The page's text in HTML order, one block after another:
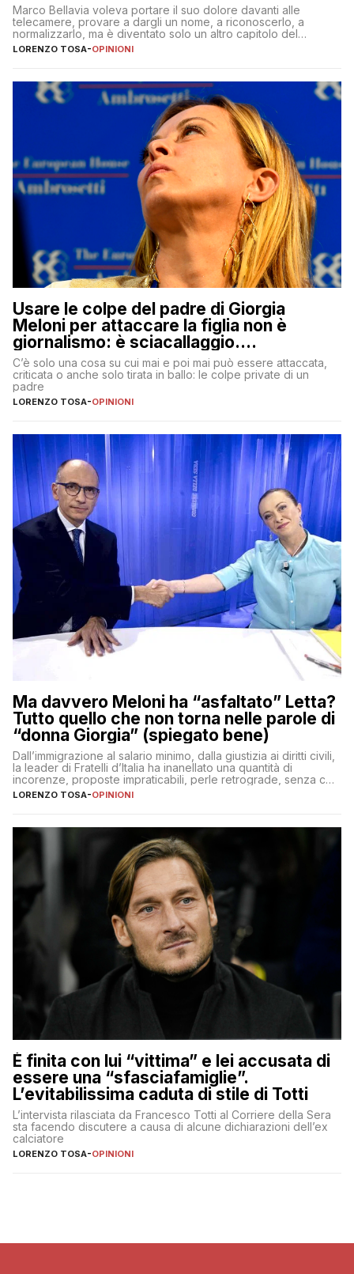
Marco Bellavia voleva portare il suo dolore davanti alle
telecamere, provare a dargli un nome, a riconoscerlo, a
normalizzarlo, ma è diventato solo un altro capitolo del
copione
LORENZO TOSA-OPINIONI
Usare le colpe del padre di Giorgia
Meloni per attaccare la figlia non è
giornalismo: è sciacallaggio.
Dimostriamo di essere diversi
C’è solo una cosa su cui mai e poi mai può essere attaccata,
criticata o anche solo tirata in ballo: le colpe private di un
padre
LORENZO TOSA-OPINIONI
Ma davvero Meloni ha “asfaltato” Letta?
Tutto quello che non torna nelle parole di
“donna Giorgia” (spiegato bene)
Dall’immigrazione al salario minimo, dalla giustizia ai diritti civili,
la leader di Fratelli d’Italia ha inanellato una quantità di
incorenze, proposte impraticabili, perle retrograde, senza che
nessuno – a destra come a sinistra – glielo abbia fatto notare
LORENZO TOSA-OPINIONI
È finita con lui “vittima” e lei accusata di
essere una “sfasciafamiglie”.
L’evitabilissima caduta di stile di Totti
L’intervista rilasciata da Francesco Totti al Corriere della Sera
sta facendo discutere a causa di alcune dichiarazioni dell’ex
calciatore
LORENZO TOSA-OPINIONI